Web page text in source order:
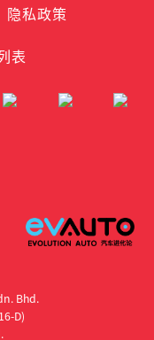
隐私政策
表
Bhd.
D)